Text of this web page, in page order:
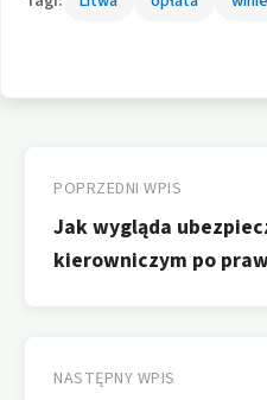
wpisu
POPRZEDNI WPIS
Jak wygląda
kierowniczym po
NASTĘPNY WPIS